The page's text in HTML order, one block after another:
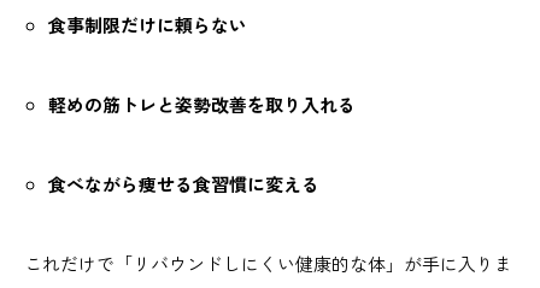
食事制限だけに頼らない
軽めの筋トレと姿勢改善を取り入れる
食べながら痩せる食習慣に変える
これだけで「リバウンドしにくい健康的な体」が手に入りま